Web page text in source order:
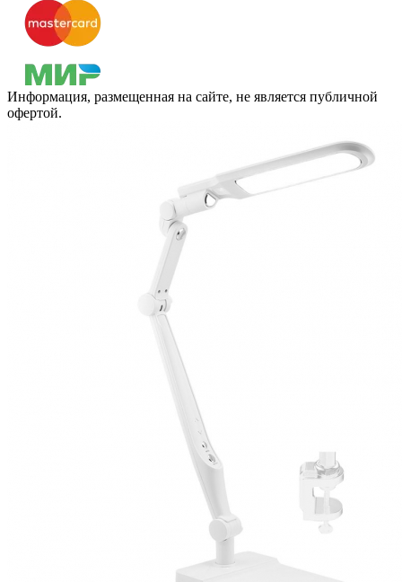
Информация, размещенная на сайте, не является публичной
офертой.